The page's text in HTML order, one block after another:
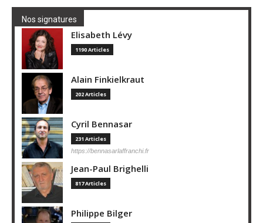
Nos signatures
Elisabeth Lévy
1190 Articles
Alain Finkielkraut
202 Articles
Cyril Bennasar
231 Articles
https://bennasarlaffranchi.fr
Jean-Paul Brighelli
817 Articles
Philippe Bilger